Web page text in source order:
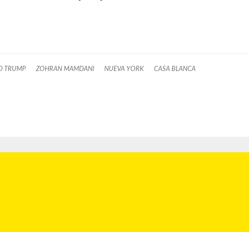
TRUMP ZOHRAN MAMDANI NUEVA YORK CASA BLANCA